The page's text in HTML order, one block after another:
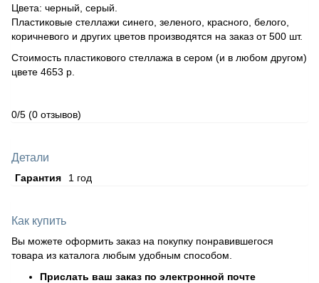
Цвета: черный, серый.
Пластиковые стеллажи синего, зеленого, красного, белого,
коричневого и других цветов производятся на заказ от 500 шт.
Стоимость пластикового стеллажа в сером (и в любом другом)
цвете 4653 р.
0/5 (0 отзывов)
Детали
Гарантия 1 год
Как купить
Вы можете оформить заказ на покупку понравившегося
товара из каталога любым удобным способом.
Прислать ваш заказ по электронной почте